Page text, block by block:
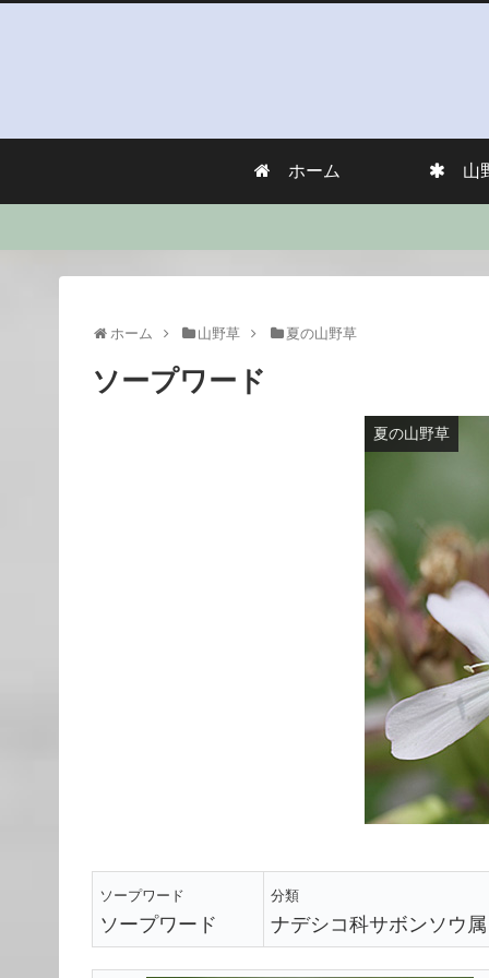
ホーム 山
ホーム 山野草 夏の山野草
ソープワード
夏の山野草
ソープワード
ソープワード
分類
ナデシコ科サボンソウ属